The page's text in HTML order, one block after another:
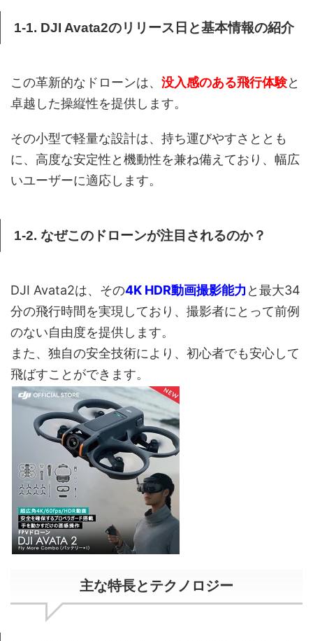
1-1. DJI Avata2のリリース日と基本情報の紹介
この革新的なドローンは、 没入感のある飛行体験と
卓越した操縦性を提供します。
その小型で軽量な設計は、持ち運びやすさととも
に、高度な安定性と機動性を兼ね備えており、幅広
いユーザーに適応します。
1-2. なぜこのドローンが注目されるのか？
DJI Avata2は、その4K HDR動画撮影能力 と最大34
分の飛行時間を実現しており、撮影者にとって前例
のない自由度を提供します。
また、独自の安全技術により、初心者でも安心して
飛ばすことができます。
主な特長とテクノロジー